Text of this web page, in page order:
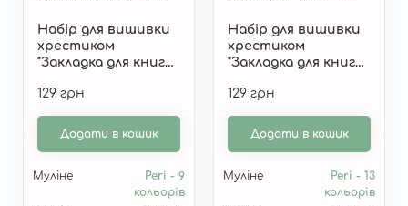
Набір для вишивки
хрестиком
"Закладка для книги
KSK2-283
129 грн
Додати в кошик
Муліне
Peri - 9
кольорів
Набір для вишивки
хрестиком
"Закладка для книги
KSK2-282
129 грн
Додати в кошик
Муліне
Peri - 13
кольорів